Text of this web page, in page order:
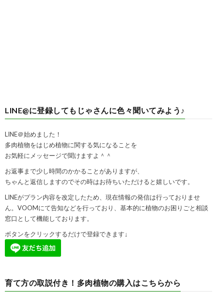
LINE@に登録してもじゃさんに色々聞いてみよう♪
LINE＠始めました！
多肉植物をはじめ植物に関する気になることを
お気軽にメッセージで聞けますよ＾＾
お返事まで少し時間のかかることがありますが、
ちゃんと返信しますのでその時はお待ちいただけると嬉しいです。
LINEがプラン内容を改定したため、現在情報の発信は行っておりませ
ん。VOOMにて告知などを行っており、基本的に植物のお困りごと相談
窓口として機能しております。
ボタンをクリックするだけで登録できます↓
育て方の取説付き！多肉植物の購入はこちらから